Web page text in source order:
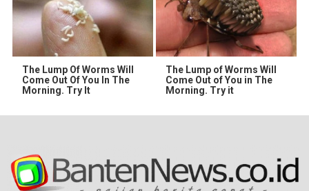
The Lump Of Worms Will
Come Out Of You In The
Morning. Try It
The Lump of Worms Will
Come Out of You in The
Morning. Try it